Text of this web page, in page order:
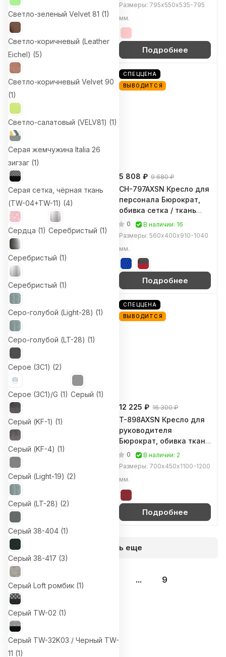
Светло-зеленый Velvet 81 (1)
Светло-коричневый (Leather
Eichel) (5)
Светло-коричневый Velvet 90
(1)
Светло-салатовый (VELV81) (1)
Серая жемчужина Italia 26
зигзаг (1)
Серая сетка, чёрная ткань
(TW-04+TW-11) (4)
Сердца (1) Серебристый (1)
Серебристый (1)
Серебристый (1)
Серо-голубой (Light-28) (1)
Серо-голубой (LT-28) (1)
Серое (3C1) (2)
Серое (3C1)/G (1) Серый (1)
Серый (KF-1) (1)
Серый (KF-4) (1)
Серый (Light-19) (2)
Серый (LT-28) (2)
Серый 38-404 (1)
Серый 38-417 (3)
Серый Loft ромбик (1)
Серый TW-02 (1)
Серый TW-32K03 / Черный TW-
11 (1)
Подробнее
Размеры: 795х550х535-795
мм.
Подробнее
СПЕЦЦЕНА
8 363 ₽
CH-695NSL Кресло для
персонала Бюрократ,
обивка сетка / ткань
(Синяя сетка, чёрная
ткань (TW-05+TW-11))
Наличие уточняйте
Размеры: 600х440х890-990
мм.
Подробнее
СПЕЦЦЕНА
ВЫВОДИТСЯ
5 808 ₽ 9 680 ₽
CH-797AXSN Кресло для
персонала Бюрократ,
обивка сетка / ткань
(Сетка синяя (TW-10))
0
В наличии: 16
Размеры: 560х400х910-1040
мм.
Подробнее
8 060 ₽
KF-5 Стул для
посетителя Бюрократ,
обивка ткань
(Фиолетовый ZIG-
В наличии: 6
Размеры: 440х435х840 мм.
СПЕЦЦЕНА
ВЫВОДИТСЯ
12 225 ₽ 16 300 ₽
T-898AXSN Кресло для
руководителя
Бюрократ, обивка ткань
(Красный 38-410)
0
В наличии: 2
Размеры: 700х450х1100-1200
мм.
Подробнее
Загрузить еще
... 9
Назад к списку